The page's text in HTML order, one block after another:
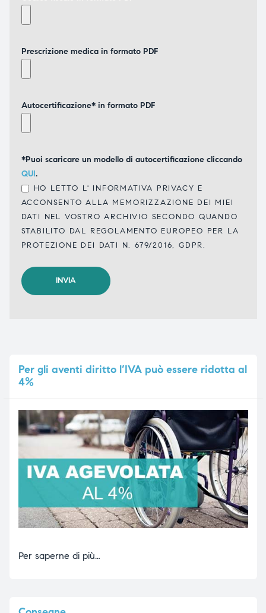
Prescrizione medica in formato PDF
Autocertificazione* in formato PDF
*Puoi scaricare un modello di autocertificazione cliccando
QUI.
HO LETTO L' INFORMATIVA PRIVACY E
ACCONSENTO ALLA MEMORIZZAZIONE DEI MIEI
DATI NEL VOSTRO ARCHIVIO SECONDO QUANDO
STABILITO DAL REGOLAMENTO EUROPEO PER LA
PROTEZIONE DEI DATI N. 679/2016, GDPR.
Pergli aventi diritto l’IVA può essere ridotta al
4%
Per saperne di più…